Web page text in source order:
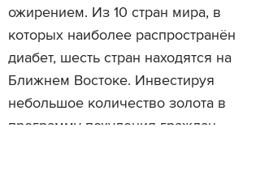
ожирением. Из 10 стран мира, в
которых наиболее распространён
диабет, шесть стран находятся на
Ближнем Востоке. Инвестируя
небольшое количество золота в
программу похудения граждан,